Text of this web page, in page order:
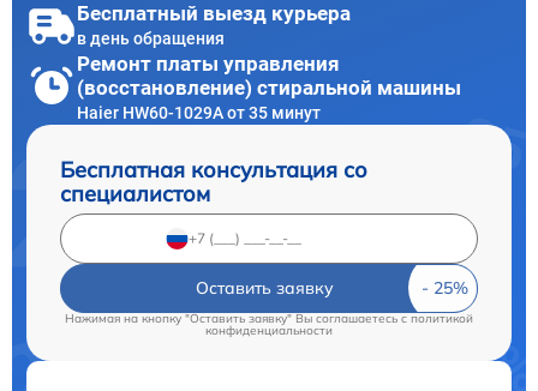
Бесплатный выезд курьера
в день обращения
Ремонт платы управления
(восстановление) стиральной машины
Haier HW60-1029A от 35 минут
Бесплатная консультация со
специалистом
Оставить заявку
Нажимая на кнопку "Оставить заявку" Вы соглашаетесь cполитикой
конфиденциальности